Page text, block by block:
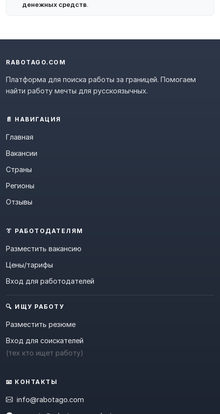
денежных средств.
RABOTAGO.COM
Платформа для поиска работы за границей. Помогаем
найти работу мечты для русскоязычных.
📄 НАВИГАЦИЯ
Главная
Вакансии
Страны
Регионы
Отзывы
👔 РАБОТОДАТЕЛЯМ
Разместить вакансию
Цены/тарифы
Вход для работодателей
🔍 ИЩУ РАБОТУ
Разместить резюме
Вход для соискателей
(тех кто ищет работу)
📧 КОНТАКТЫ
info@rabotago.com